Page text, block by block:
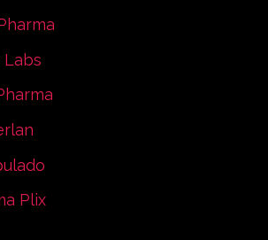
Labs
Plix